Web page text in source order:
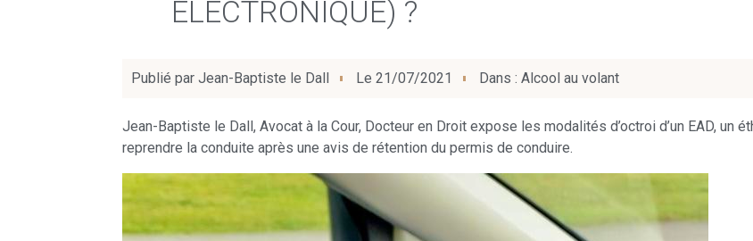
ÉLECTRONIQUE) ?
Publié par Jean-Baptiste le Dall Le 21/07/2021 Dans : Alcool au volant
Jean-Baptiste le Dall, Avocat à la Cour, Docteur en Droit expose les modalités d’octroi d’un EAD, un
reprendre la conduite après une avis de rétention du permis de conduire.